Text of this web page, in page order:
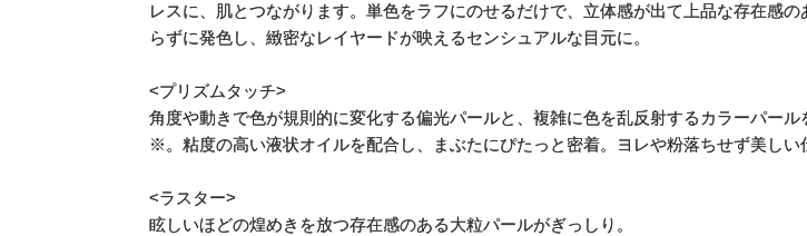
レスに、肌とつながります。単色をラフにのせるだけで、立体感が出て上品な存在感
らずに発色し、緻密なレイヤードが映えるセンシュアルな目元に。
<プリズムタッチ>
角度や動きで色が規則的に変化する偏光パールと、複雑に色を乱反射するカラーパー
※。粘度の高い液状オイルを配合し、まぶたにぴたっと密着。ヨレや粉落ちせず美し
<ラスター>
眩しいほどの煌めきを放つ存在感のある大粒パールがぎっしり。